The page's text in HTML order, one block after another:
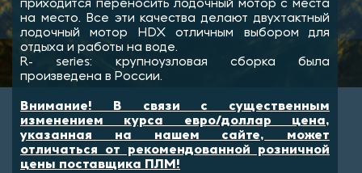
приходится переносить лодочный мотор с места
на место. Все эти качества делают двухтактный
лодочный мотор HDX отличным выбором для
отдыха и работы на воде.
R- series: крупноузловая сборка была
произведена в России.
Внимание! В связи с существенным
изменением курса евро/доллар цена,
указанная на нашем сайте, может
отличаться от рекомендованной розничной
цены поставщика ПЛМ!